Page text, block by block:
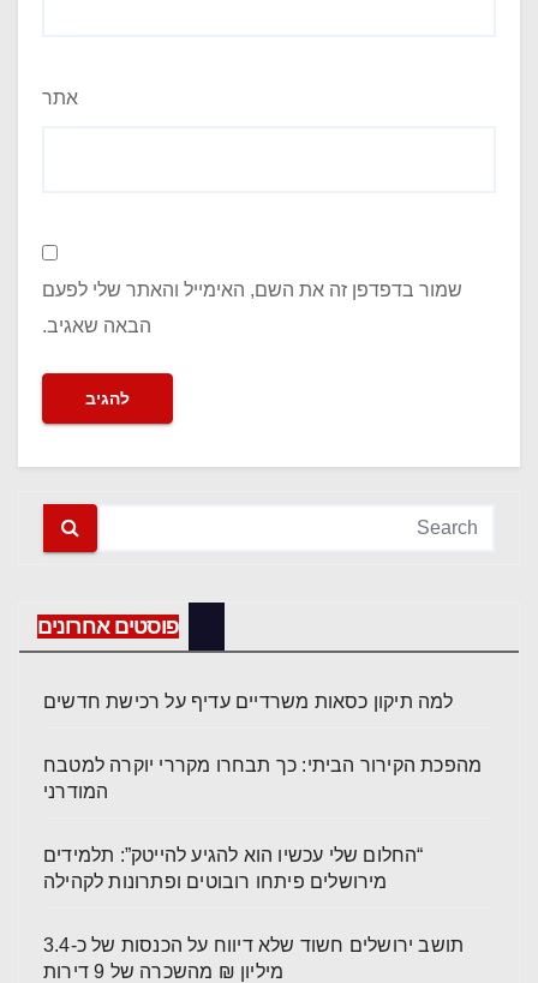
אתר
שמור בדפדפן זה את השם, האימייל והאתר שלי לפעם
הבאה שאגיב.
פוסטים אחרונים
למה תיקון כסאות משרדיים עדיף על רכישת חדשים
מהפכת הקירור הביתי: כך תבחרו מקררי יוקרה למטבח
המודרני
“החלום שלי עכשיו הוא להגיע להייטק”: תלמידים
מירושלים פיתחו רובוטים ופתרונות לקהילה
תושב ירושלים חשוד שלא דיווח על הכנסות של כ-3.4
מיליון ₪ מהשכרה של 9 דירות